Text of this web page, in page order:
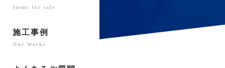
Items for sale
施工事例
Our Works